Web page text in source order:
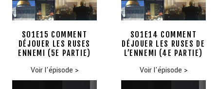
S01E15 COMMENT
DÉJOUER LES RUSES
ENNEMI (5E PARTIE)
Voir l'épisode >
S01E14 COMMENT
DÉJOUER LES RUSES DE
L’ENNEMI (4E PARTIE)
Voir l'épisode >